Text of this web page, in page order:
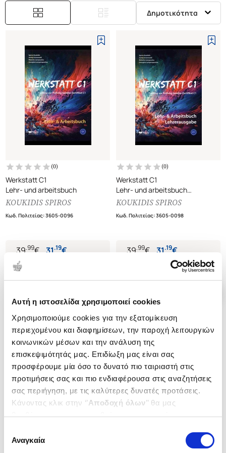
Αυτή η ιστοσελίδα χρησιμοποιεί cookies
Χρησιμοποιούμε cookies για την εξατομίκευση
περιεχομένου και διαφημίσεων, την παροχή λειτουργιών
κοινωνικών μέσων και την ανάλυση της
επισκεψιμότητάς μας. Επιδίωξη μας είναι σας
προσφέρουμε μία όσο το δυνατό πιο ταιριαστή στις
προτιμήσεις σας και πιο ενδιαφέρουσα στις αναζητήσεις
σας περιήγηση, με τις καλύτερες δυνατές προτάσεις.
Κάνοντας κλικ στην ‘’Αποδοχή όλων’’ θα μας
βοηθήσετε να ανταποκριθούμε στα παραπάνω.
ενδιαφέρουν και να επιλέξετε από τα παρακάτω με την
΄΄και να ενημερωθείτε σχετικά με
συγκατάθεσης
Αναγκαία
Δημοτικότητα
(0)
Werkstatt C1
Lehr- und arbeitsbuch
KOUKIDIS SPIROS
Κωδ. Πολιτείας:3605-0096
39.99€
Τιμή Έκδοσης
31.19€
(0)
Werkstatt C1
Lehr- und arbeitsbuch
lehrerausgabe (βιβλίο
KOUKIDIS SPIROS
Κωδ. Πολιτείας:3605-0098
39.99€ 31.19€
Τιμή Πολιτείας